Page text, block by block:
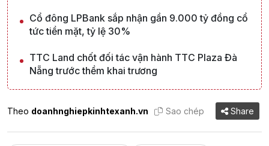
Cổ đông LPBank sắp nhận gần 9.000 tỷ đồng cổ
tức tiền mặt, tỷ lệ 30%
TTC Land chốt đối tác vận hành TTC Plaza Đà
Nẵng trước thềm khai trương
Theo doanhnghiepkinhtexanh.vn Sao chép Share